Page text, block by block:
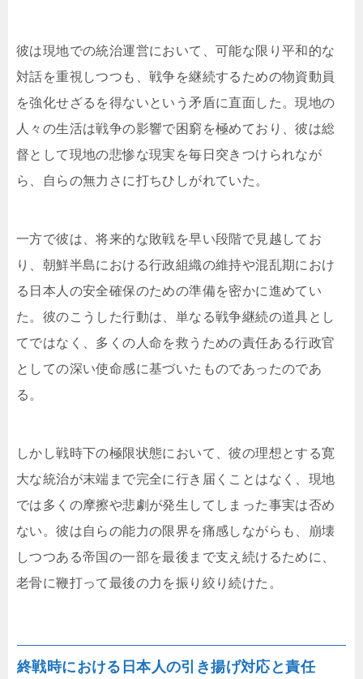
彼は現地での統治運営において、可能な限り平和的な
対話を重視しつつも、戦争を継続するための物資動員
を強化せざるを得ないという矛盾に直面した。現地の
人々の生活は戦争の影響で困窮を極めており、彼は総
督として現地の悲惨な現実を毎日突きつけられなが
ら、自らの無力さに打ちひしがれていた。
一方で彼は、将来的な敗戦を早い段階で見越してお
り、朝鮮半島における行政組織の維持や混乱期におけ
る日本人の安全確保のための準備を密かに進めてい
た。彼のこうした行動は、単なる戦争継続の道具とし
てではなく、多くの人命を救うための責任ある行政官
としての深い使命感に基づいたものであったのであ
る。
しかし戦時下の極限状態において、彼の理想とする寛
大な統治が末端まで完全に行き届くことはなく、現地
では多くの摩擦や悲劇が発生してしまった事実は否め
ない。彼は自らの能力の限界を痛感しながらも、崩壊
しつつある帝国の一部を最後まで支え続けるために、
老骨に鞭打って最後の力を振り絞り続けた。
終戦時における日本人の引き揚げ対応と責任